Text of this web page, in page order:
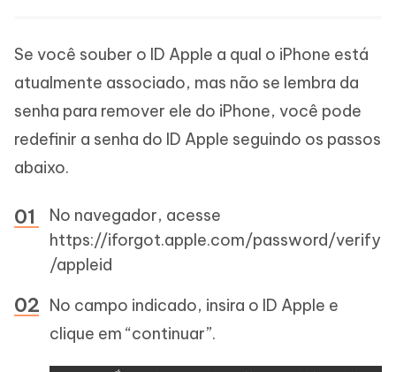
Se você souber o ID Apple a qual o iPhone está
atualmente associado, mas não se lembra da
senha para remover ele do iPhone, você pode
redefinir a senha do ID Apple seguindo os passos
abaixo.
No navegador, acesse
https://iforgot.apple.com/password/verify
/appleid
No campo indicado, insira o ID Apple e
clique em “continuar”.